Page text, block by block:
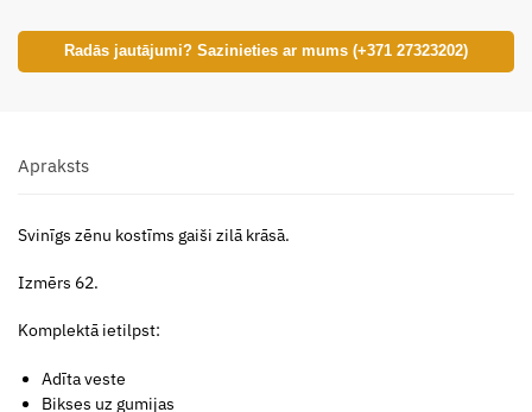
Radās jautājumi? Sazinieties ar mums (+371 27323202)
Apraksts
Svinīgs zēnu kostīms gaiši zilā krāsā.
Izmērs 62.
Komplektā ietilpst:
Adīta veste
Bikses uz gumijas